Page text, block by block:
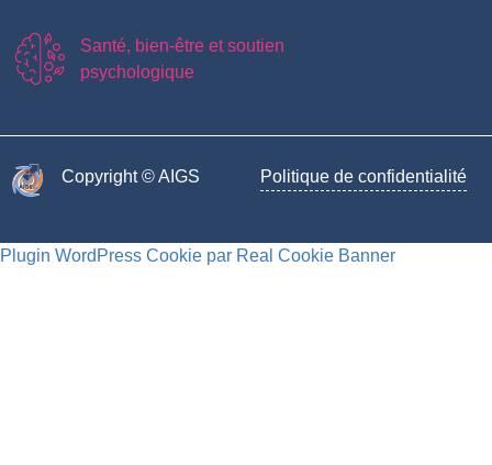
Santé, bien-être et soutien
psychologique
Copyright © AIGS​ Politique de confidentialité
Plugin WordPress Cookie par Real Cookie Banner